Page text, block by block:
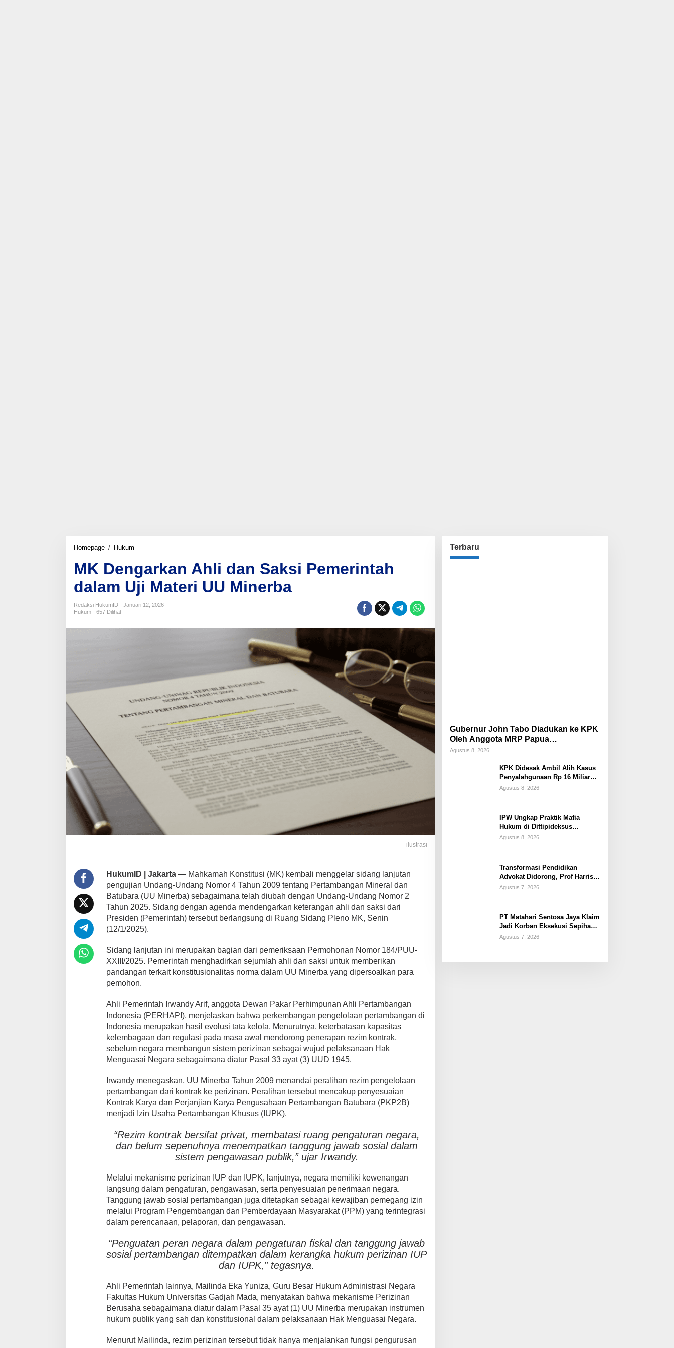
Homepage / Hukum
Ahli
dan
Saksi
Pemerintah
dalam
UU
MK Dengarkan Ahli dan Saksi Pemerintah
dalam Uji Materi UU Minerba
Redaksi HukumID
Januari 12, 2026
Hukum
657 Dilihat
ilustrasi
HukumID | Jakarta— Mahkamah Konstitusi (MK) kembali menggelar sidang lanjutan
pengujian Undang-Undang Nomor 4 Tahun 2009 tentang Pertambangan Mineral dan
Batubara (UU Minerba) sebagaimana telah diubah dengan Undang-Undang Nomor 2
Tahun 2025. Sidang dengan agenda mendengarkan keterangan ahli dan saksi dari
Presiden (Pemerintah) tersebut berlangsung di Ruang Sidang Pleno MK, Senin
(12/1/2025).
Sidang lanjutan ini merupakan bagian dari pemeriksaan Permohonan Nomor 184/PUU-
XXIII/2025. Pemerintah menghadirkan sejumlah ahli dan saksi untuk memberikan
pandangan terkait konstitusionalitas norma dalam UU Minerba yang dipersoalkan para
pemohon.
Ahli Pemerintah Irwandy Arif, anggota Dewan Pakar Perhimpunan Ahli Pertambangan
Indonesia (PERHAPI), menjelaskan bahwa perkembangan pengelolaan pertambangan di
Indonesia merupakan hasil evolusi tata kelola. Menurutnya, keterbatasan kapasitas
kelembagaan dan regulasi pada masa awal mendorong penerapan rezim kontrak,
sebelum negara membangun sistem perizinan sebagai wujud pelaksanaan Hak
Menguasai Negara sebagaimana diatur Pasal 33 ayat (3) UUD 1945.
Irwandy menegaskan, UU Minerba Tahun 2009 menandai peralihan rezim pengelolaan
pertambangan dari kontrak ke perizinan. Peralihan tersebut mencakup penyesuaian
Kontrak Karya dan Perjanjian Karya Pengusahaan Pertambangan Batubara (PKP2B)
menjadi Izin Usaha Pertambangan Khusus (IUPK).
“Rezim kontrak bersifat privat, membatasi ruang pengaturan negara,
dan belum sepenuhnya menempatkan tanggung jawab sosial dalam
sistem pengawasan publik,” ujar Irwandy.
Melalui mekanisme perizinan IUP dan IUPK, lanjutnya, negara memiliki kewenangan
langsung dalam pengaturan, pengawasan, serta penyesuaian penerimaan negara.
Tanggung jawab sosial pertambangan juga ditetapkan sebagai kewajiban pemegang izin
melalui Program Pengembangan dan Pemberdayaan Masyarakat (PPM) yang terintegrasi
dalam perencanaan, pelaporan, dan pengawasan.
“Penguatan peran negara dalam pengaturan fiskal dan tanggung jawab
sosial pertambangan ditempatkan dalam kerangka hukum perizinan IUP
dan IUPK,” tegasnya.
Ahli Pemerintah lainnya, Mailinda Eka Yuniza, Guru Besar Hukum Administrasi Negara
Fakultas Hukum Universitas Gadjah Mada, menyatakan bahwa mekanisme Perizinan
Berusaha sebagaimana diatur dalam Pasal 35 ayat (1) UU Minerba merupakan instrumen
hukum publik yang sah dan konstitusional dalam pelaksanaan Hak Menguasai Negara.
Menurut Mailinda, rezim perizinan tersebut tidak hanya menjalankan fungsi pengurusan
Terbaru
Gubernur John Tabo Diadukan ke KPK
Oleh Anggota MRP Papua
Pegunungan dan Forum Warga Papua
Agustus 8, 2026
KPK Didesak Ambil Alih Kasus
Penyalahgunaan Rp 16 Miliar
DPRK Tolikara Tahun 2017
Agustus 8, 2026
IPW Ungkap Praktik Mafia
Hukum di Dittipideksus
Bareskrim Polri Dalam
Agustus 8, 2026
Transformasi Pendidikan
Advokat Didorong, Prof Harris
Arthur Hedar Perkuat Kolaborasi
Agustus 7, 2026
PT Matahari Sentosa Jaya Klaim
Jadi Korban Eksekusi Sepihak
oleh Oknum SPSI!
Agustus 7, 2026